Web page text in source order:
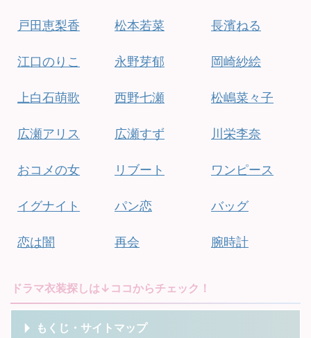
戸田恵梨香
江口のりこ
上白石萌歌
広瀬アリス
おコメの女
イグナイト
恋は闇
松本若菜
永野芽郁
西野七瀬
広瀬すず
リブート
パン恋
再会
長濱ねる
岡崎紗絵
松嶋菜々子
川栄李奈
ワンピース
バッグ
腕時計
ドラマ衣装探しは↓ココからチェック！
もくじ・サイトマップ